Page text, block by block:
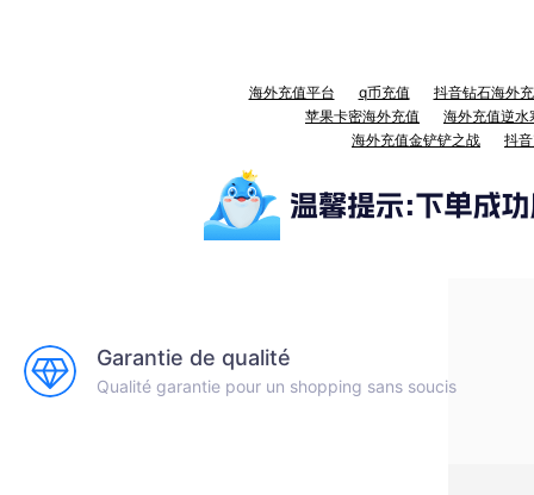
海外充值平台 q币充值
抖音钻石海外
苹果卡密海外充值
海外充值逆水
海外充值金铲铲之战
抖
Garantie de qualité
Qualité garantie pour un shopping sans soucis